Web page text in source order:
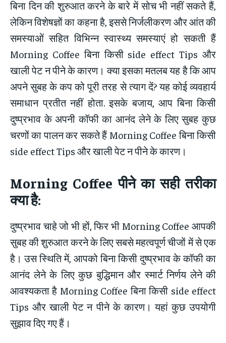
बिना दिन की शुरुआत करने के बारे में सोच भी नहीं सकते हैं,
लेकिन विशेषज्ञों का कहना है, इससे निर्जलीकरण और आंत की
समस्याओं सहित विभिन्न स्वास्थ्य समस्याएं हो सकती हैं
Morning Coffee बिना किसी side effect Tips और
खाली पेट न पीने के कारण। क्या इसका मतलब यह है कि आप
अपने सुबह के कप को पूरी तरह से त्याग दें? यह कोई व्यवहार्य
समाधान प्रतीत नहीं होता. इसके बजाय, आप बिना किसी
दुष्प्रभाव के अपनी कॉफी का आनंद लेने के लिए सुबह कुछ
चरणों का पालन कर सकते हैं Morning Coffee बिना किसी
side effect Tips और खाली पेट न पीने के कारण।
Morning Coffeeपीने का सही तरीका
क्या है:
दुष्प्रभाव चाहे जो भी हों, फिर भी Morning Coffee आपकी
सुबह की शुरुआत करने के लिए सबसे महत्वपूर्ण चीजों में से एक
है। उस स्थिति में, आपको बिना किसी दुष्प्रभाव के कॉफी का
आनंद लेने के लिए कुछ बुद्धिमान और स्मार्ट निर्णय लेने की
आवश्यकता है Morning Coffee बिना किसी side effect
Tips और खाली पेट न पीने के कारण। यहां कुछ उपयोगी
सुझाव दिए गए हैं।